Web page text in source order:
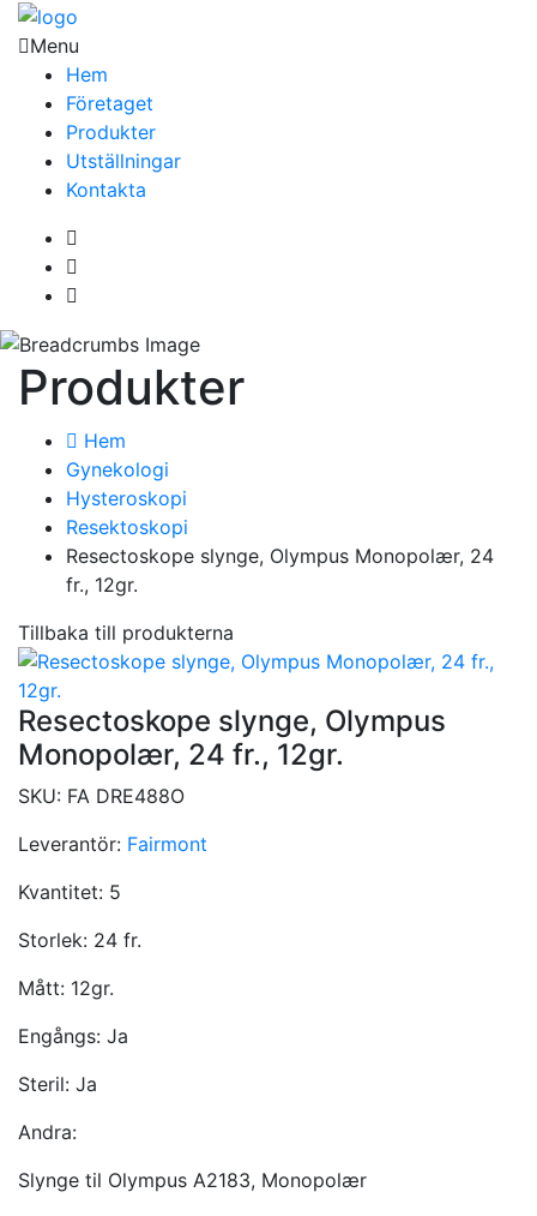
Menu
Hem
Företaget
Produkter
Utställningar
Kontakta
Produkter
Hem
Gynekologi
Hysteroskopi
Resektoskopi
Resectoskope slynge, Olympus Monopolær, 24
fr., 12gr.
Tillbaka till produkterna
Resectoskope slynge, Olympus
Monopolær, 24 fr., 12gr.
SKU: FA DRE488O
Leverantör: Fairmont
Kvantitet: 5
Storlek: 24 fr.
Mått: 12gr.
Engångs: Ja
Steril: Ja
Andra:
Slynge til Olympus A2183, Monopolær